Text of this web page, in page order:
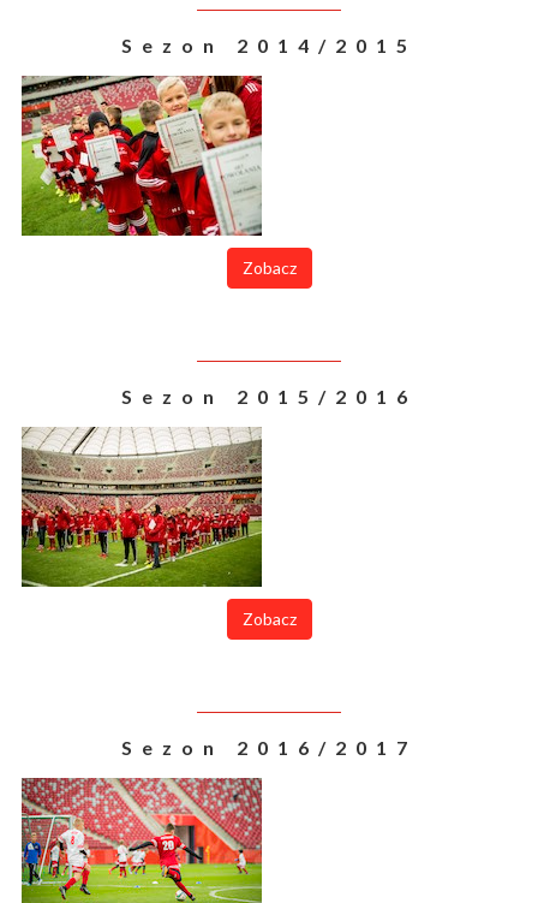
Sezon 2014/2015
Zobacz
Sezon 2015/2016
Zobacz
Sezon 2016/2017